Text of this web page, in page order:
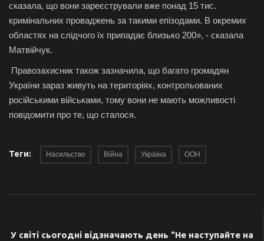
сказала, що вони зареєстрували вже понад 15 тис.
кримінальних проваджень за такими епізодами. В окремих
областях на слідчого їх припадає близько 200», - сказала
Матвійчук.
Правозахисник також зазначила, що багато громадян
України зараз живуть на територіях, контрольованих
російськими військами, тому вони не мають можливості
повідомити про те, що сталося.
Теги: Насильство Війна Україна ООН
У світі сьогодні відзначають день "Не наступайте на